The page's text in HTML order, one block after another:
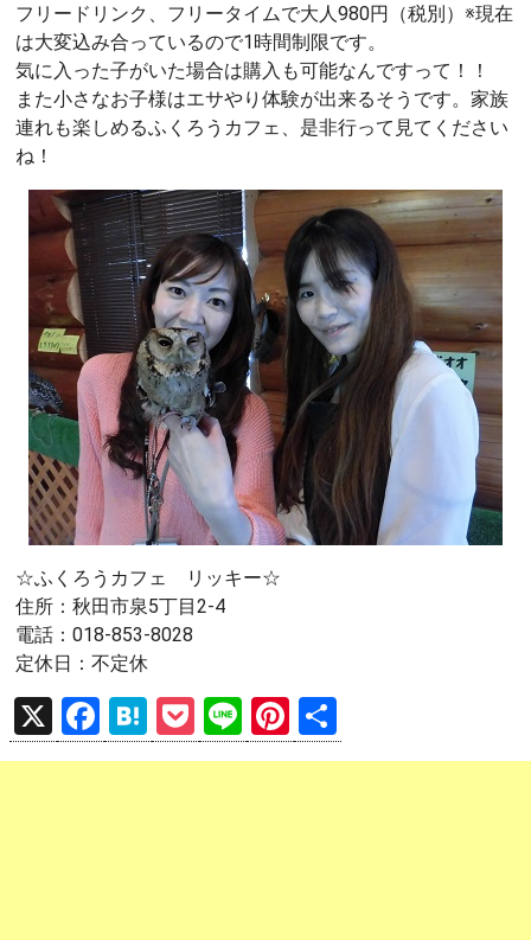
フリードリンク、フリータイムで大人980円（税別）※現在
は大変込み合っているので1時間制限です。
気に入った子がいた場合は購入も可能なんですって！！
また小さなお子様はエサやり体験が出来るそうです。家族
連れも楽しめるふくろうカフェ、是非行って見てください
ね！
☆ふくろうカフェ リッキー☆
住所：秋田市泉5丁目2-4
電話：018-853-8028
定休日：不定休
X
F
a
H
at
P
o
Li
n
Pi
nt 有